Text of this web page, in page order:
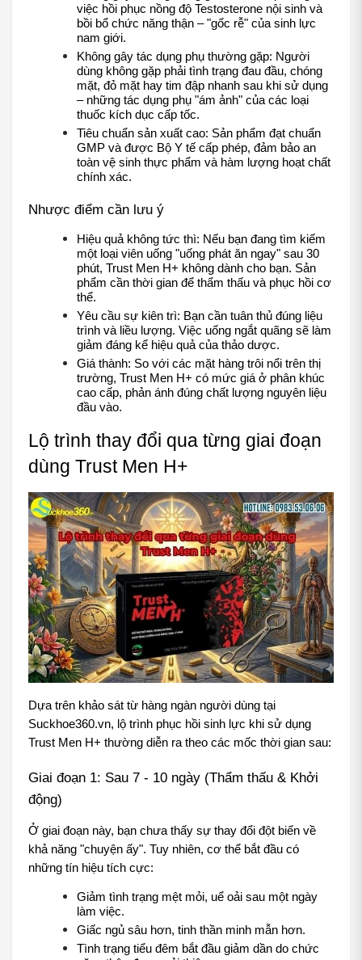
việc hồi phục nồng độ Testosterone nội sinh và
bồi bổ chức năng thận – "gốc rễ" của sinh lực
nam giới.
Không gây tác dụng phụ thường gặp: Người
dùng không gặp phải tình trạng đau đầu, chóng
mặt, đỏ mặt hay tim đập nhanh sau khi sử dụng
– những tác dụng phụ "ám ảnh" của các loại
thuốc kích dục cấp tốc.
Tiêu chuẩn sản xuất cao: Sản phẩm đạt chuẩn
GMP và được Bộ Y tế cấp phép, đảm bảo an
toàn vệ sinh thực phẩm và hàm lượng hoạt chất
chính xác.
Nhược điểm cần lưu ý
Hiệu quả không tức thì: Nếu bạn đang tìm kiếm
một loại viên uống "uống phát ăn ngay" sau 30
phút, Trust Men H+ không dành cho bạn. Sản
phẩm cần thời gian để thẩm thấu và phục hồi cơ
thể.
Yêu cầu sự kiên trì: Bạn cần tuân thủ đúng liệu
trình và liều lượng. Việc uống ngắt quãng sẽ làm
giảm đáng kể hiệu quả của thảo dược.
Giá thành: So với các mặt hàng trôi nổi trên thị
trường, Trust Men H+ có mức giá ở phân khúc
cao cấp, phản ánh đúng chất lượng nguyên liệu
đầu vào.
Lộ trình thay đổi qua từng giai đoạn
dùng Trust Men H+
Dựa trên khảo sát từ hàng ngàn người dùng tại
Suckhoe360.vn, lộ trình phục hồi sinh lực khi sử dụng
Trust Men H+ thường diễn ra theo các mốc thời gian sau:
Giai đoạn 1: Sau 7 - 10 ngày (Thẩm thấu & Khởi
động)
Ở giai đoạn này, bạn chưa thấy sự thay đổi đột biến về
khả năng "chuyện ấy". Tuy nhiên, cơ thể bắt đầu có
những tín hiệu tích cực:
Giảm tình trạng mệt mỏi, uể oải sau một ngày
làm việc.
Giấc ngủ sâu hơn, tinh thần minh mẫn hơn.
Tình trạng tiểu đêm bắt đầu giảm dần do chức